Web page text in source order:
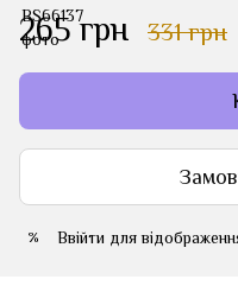
265 грн 331 грн
% Ввійти для